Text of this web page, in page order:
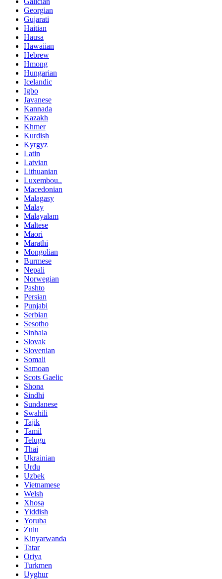
Georgian
Gujarati
Haitian
Hausa
Hawaiian
Hebrew
Hmong
Hungarian
Icelandic
Igbo
Javanese
Kannada
Kazakh
Khmer
Kurdish
Kyrgyz
Latin
Latvian
Lithuanian
Luxembou..
Macedonian
Malagasy
Malay
Malayalam
Maltese
Maori
Marathi
Mongolian
Burmese
Nepali
Norwegian
Pashto
Persian
Punjabi
Serbian
Sesotho
Sinhala
Slovak
Slovenian
Somali
Samoan
Scots Gaelic
Shona
Sindhi
Sundanese
Swahili
Tajik
Tamil
Telugu
Thai
Ukrainian
Urdu
Uzbek
Vietnamese
Welsh
Xhosa
Yiddish
Yoruba
Zulu
Kinyarwanda
Tatar
Oriya
Turkmen
Uyghur